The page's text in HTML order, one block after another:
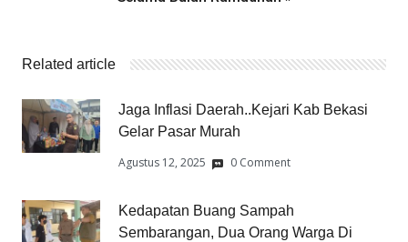
Related article
Jaga Inflasi Daerah..Kejari Kab Bekasi
Gelar Pasar Murah
Agustus 12, 2025 0 Comment
Kedapatan Buang Sampah
Sembarangan, Dua Orang Warga Di